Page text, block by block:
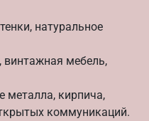
натуральное
винтажная мебель,
металла, кирпича,
коммуникаций.